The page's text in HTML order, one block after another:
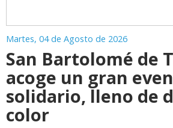
Martes, 04 de Agosto de 2026
San Bartolomé de
acoge un gran
solidario, lleno de
color